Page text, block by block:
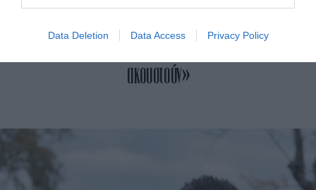
Data Deletion Data Access Privacy Policy
Ειρήνη Σαρίογλου: «Το φεστιβάλ Beyond Borders
δίνει βήμα σε φωνές που δεν έχουν τρόπο να
ακουστούν»